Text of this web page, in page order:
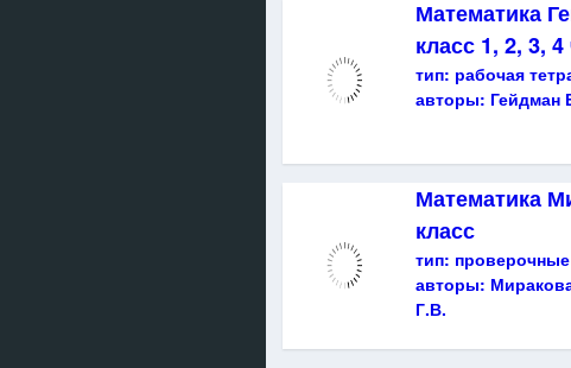
Математика
класс 1, 2, 3, 4
тип: рабочая
авторы: Гейдман
Математика
класс
тип:
авторы:
Г.В.